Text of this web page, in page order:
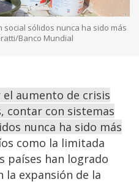
social sólidos nunca ha sido más
Banco Mundial
el aumento de crisis
contar con sistemas
nunca ha sido más
como la limitada
países han logrado
la expansión de la